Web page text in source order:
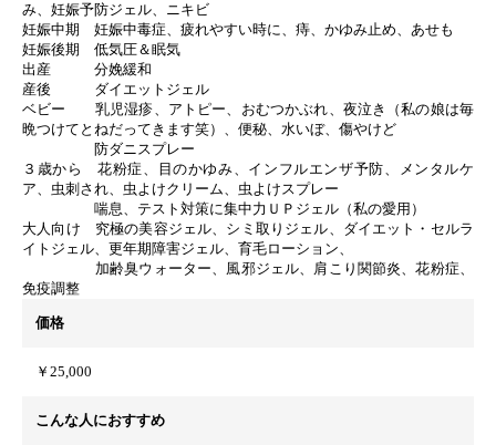
み、妊娠予防ジェル、ニキビ
妊娠中期 妊娠中毒症、疲れやすい時に、痔、かゆみ止め、あせも
妊娠後期 低気圧＆眠気
出産 分娩緩和
産後 ダイエットジェル
ベビー 乳児湿疹、アトピー、おむつかぶれ、夜泣き（私の娘は毎
晩つけてとねだってきます笑）、便秘、水いぼ、傷やけど
防ダニスプレー
３歳から 花粉症、目のかゆみ、インフルエンザ予防、メンタルケ
ア、虫刺され、虫よけクリーム、虫よけスプレー
喘息、テスト対策に集中力ＵＰジェル（私の愛用）
大人向け 究極の美容ジェル、シミ取りジェル、ダイエット・セルラ
イトジェル、更年期障害ジェル、育毛ローション、
加齢臭ウォーター、風邪ジェル、肩こり関節炎、花粉症、
免疫調整
価格
￥25,000
こんな人におすすめ